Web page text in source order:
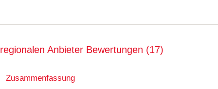
regionalen Anbieter Bewertungen 17
Zusammenfassung